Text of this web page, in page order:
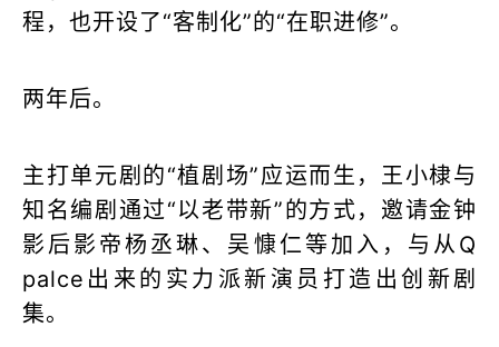
程，也开设了“客制化”的“在职进修”。
两年后。
主打单元剧的“植剧场”应运而生，王小棣与
知名编剧通过“以老带新”的方式，邀请金钟
影后影帝杨丞琳、吴慷仁等加入，与从Q
palce出来的实力派新演员打造出创新剧
集。